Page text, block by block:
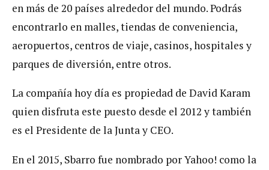
en más de 20 países alrededor del mundo. Podrás
encontrarlo en malles, tiendas de conveniencia,
aeropuertos, centros de viaje, casinos, hospitales y
parques de diversión, entre otros.
La compañía hoy día es propiedad de David Karam
quien disfruta este puesto desde el 2012 y también
es el Presidente de la Junta y CEO.
En el 2015, Sbarro fue nombrado por Yahoo! como la